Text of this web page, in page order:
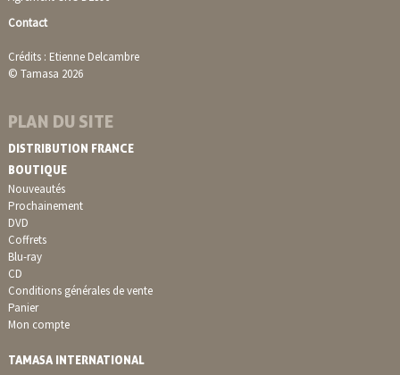
Contact
Crédits : Etienne Delcambre
© Tamasa 2026
PLAN DU SITE
DISTRIBUTION FRANCE
BOUTIQUE
Nouveautés
Prochainement
DVD
Coffrets
Blu-ray
CD
Conditions générales de vente
Panier
Mon compte
TAMASA INTERNATIONAL